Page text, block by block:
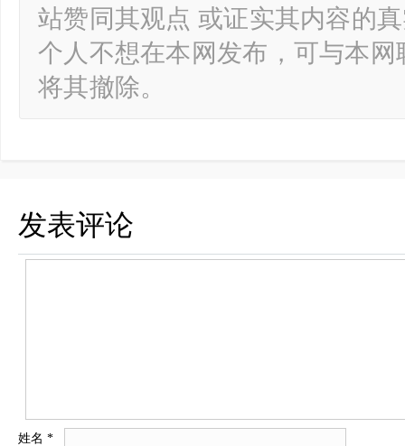
站赞同其观点 或证实其内容的
个人不想在本网发布，可与本
将其撤除。
发表评论
姓名 *